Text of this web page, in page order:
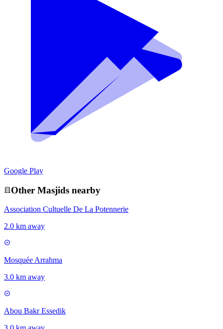
Google Play
Other Masjids nearby
Association Cultuelle De La Potennerie
2.0 km away
Mosquée Arrahma
3.0 km away
Abou Bakr Essedik